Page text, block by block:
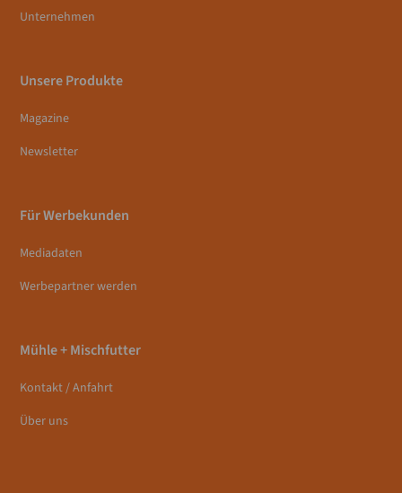
Unternehmen
Unsere Produkte
Magazine
Newsletter
Für Werbekunden
Mediadaten
Werbepartner werden
Mühle + Mischfutter
Kontakt / Anfahrt
Über uns